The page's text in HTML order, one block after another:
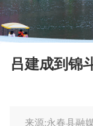
吕建成到锦
来源:永春县融